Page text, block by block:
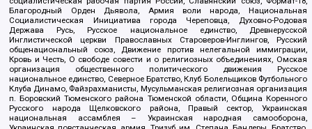
Благородный Орден Дьявола, Армия воли народа, Национальная
Социалистическая Инициатива города Череповца, Духовно-Родовая
Держава Русь, Русское национальное единство, Древнерусской
Инглистической церкви Православных Староверов-Инглингов, Русский
общенациональный союз, Движение против нелегальной иммиграции,
Кровь и Честь, О свободе совести и о религиозных объединениях, Омская
организация общественного политического движения Русское
национальное единство, Северное Братство, Клуб Болельщиков Футбольного
Клуба Динамо, Файзрахманисты, Мусульманская религиозная организация
п. Боровский Тюменского района Тюменской области, Община Коренного
Русского народа Щелковского района, Правый сектор, Украинская
национальная ассамблея – Украинская народная самооборона,